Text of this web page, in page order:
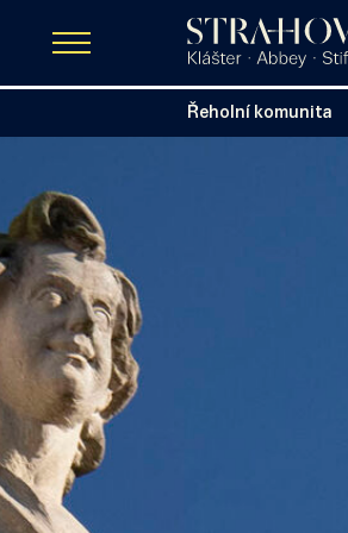
Řeholní komunita